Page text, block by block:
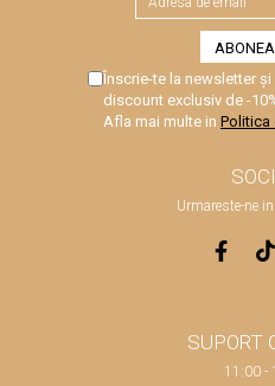
Înscrie-te la newsletter
discount exclusiv de -
Afla mai multe in Politica
Urmareste-ne
SUPORT
11:00 -